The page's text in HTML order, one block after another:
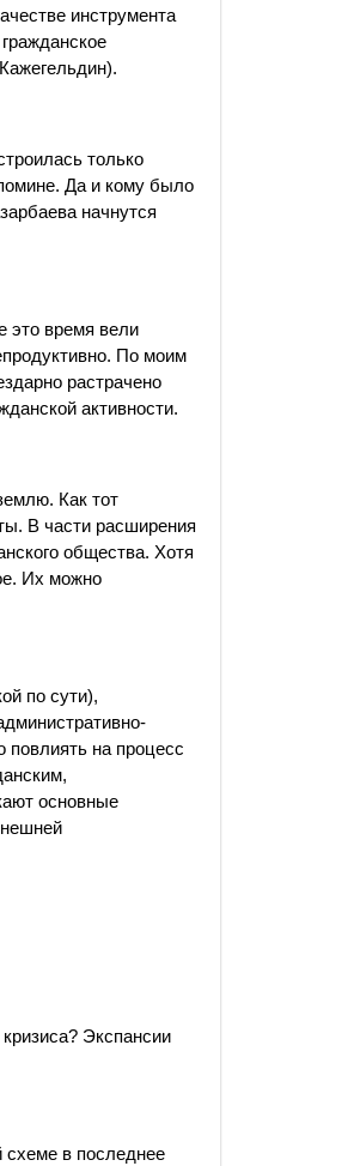
инструмента
).
только
Да и кому было
начнутся
это время вели
По моим
растрачено
активности.
Как тот
В части расширения
общества. Хотя
Их можно
по сути),
повлиять на процесс
основные
Экспансии
схеме в последнее